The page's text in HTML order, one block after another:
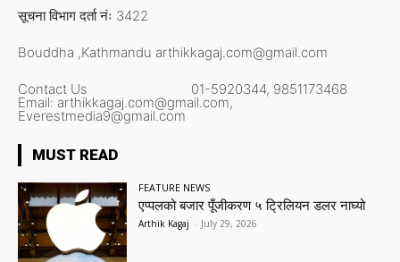
सूचना विभाग दर्ता नंः 3422
Bouddha ,Kathmandu arthikkagaj.com@gmail.com
Contact Us 01-5920344, 9851173468
Email: arthikkagaj.com@gmail.com,
Everestmedia9@gmail.com
MUST READ
FEATURE NEWS
एप्पलको बजार पूँजीकरण ५ ट्रिलियन डलर नाघ्यो
Arthik Kagaj - July 29, 2026